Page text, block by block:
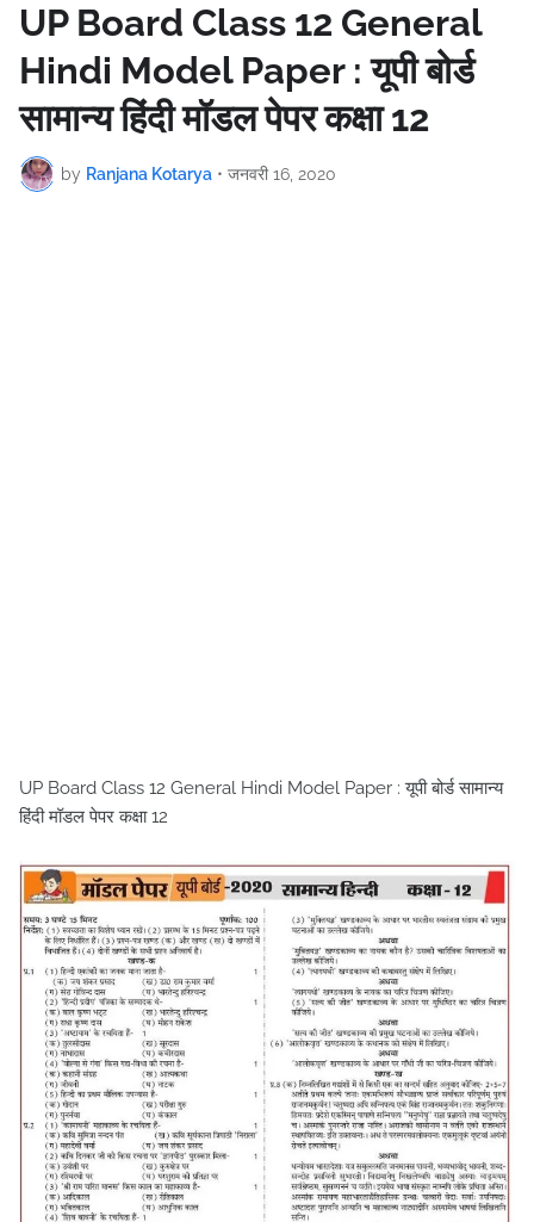
UP Board Class 12 General
Hindi Model Paper : यूपी बोर्ड
सामान्य हिंदी मॉडल पेपर कक्षा 12
by Ranjana Kotarya • जनवरी 16, 2020
UP Board Class 12 General Hindi Model Paper : यूपी बोर्ड सामान्य
हिंदी मॉडल पेपर कक्षा 12